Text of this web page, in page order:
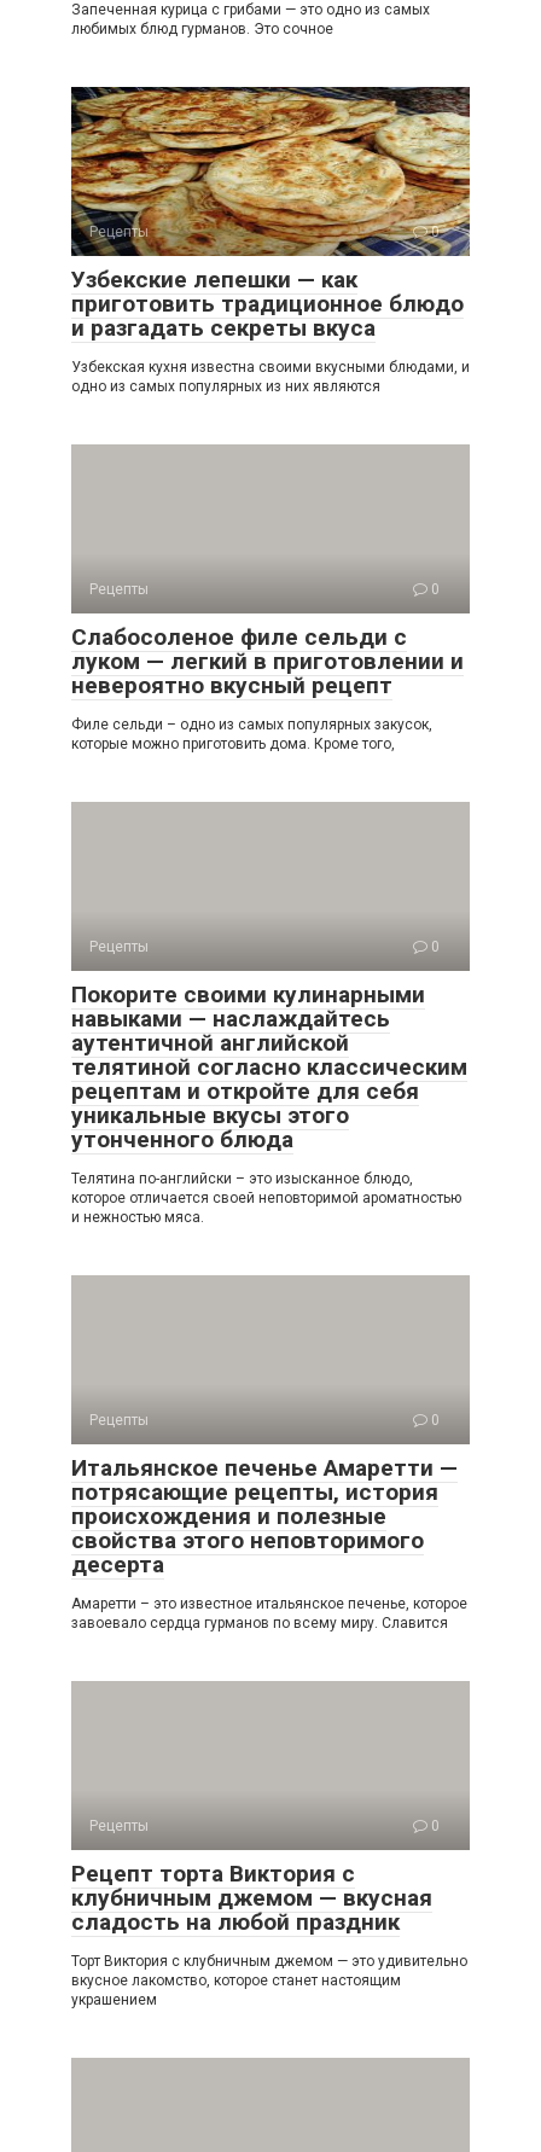
Запеченная курица с грибами — это одно из самых
любимых блюд гурманов. Это сочное
Рецепты 0
Узбекские лепешки — как
приготовить традиционное блюдо
и разгадать секреты вкуса
Узбекская кухня известна своими вкусными блюдами, и
одно из самых популярных из них являются
Рецепты 0
Слабосоленое филе сельди с
луком — легкий в приготовлении и
невероятно вкусный рецепт
Филе сельди – одно из самых популярных закусок,
которые можно приготовить дома. Кроме того,
Рецепты 0
Покорите своими кулинарными
навыками — наслаждайтесь
аутентичной английской
телятиной согласно классическим
рецептам и откройте для себя
уникальные вкусы этого
утонченного блюда
Телятина по-английски – это изысканное блюдо,
которое отличается своей неповторимой ароматностью
и нежностью мяса.
Рецепты 0
Итальянское печенье Амаретти —
потрясающие рецепты, история
происхождения и полезные
свойства этого неповторимого
десерта
Амаретти – это известное итальянское печенье, которое
завоевало сердца гурманов по всему миру. Славится
Рецепты 0
Рецепт торта Виктория с
клубничным джемом — вкусная
сладость на любой праздник
Торт Виктория с клубничным джемом — это удивительно
вкусное лакомство, которое станет настоящим
украшением